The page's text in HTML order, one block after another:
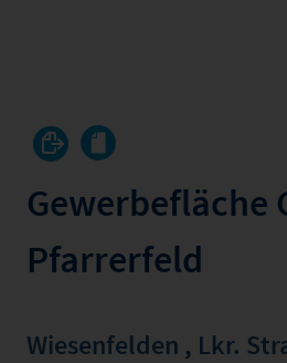
Gewerbefläche
Pfarrerfeld
Wiesenfelden , Lkr.